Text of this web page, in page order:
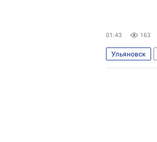
01:43 163
Ульяновск
Россия